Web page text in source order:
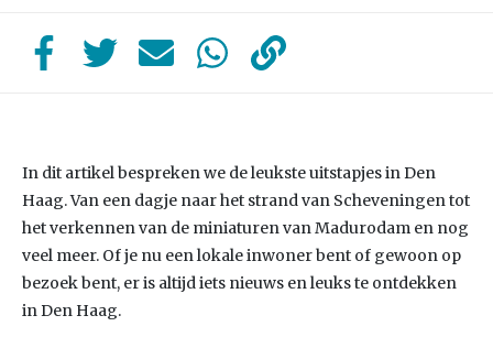
In dit artikel bespreken we de leukste uitstapjes in Den
Haag. Van een dagje naar het strand van Scheveningen tot
het verkennen van de miniaturen van Madurodam en nog
veel meer. Of je nu een lokale inwoner bent of gewoon op
bezoek bent, er is altijd iets nieuws en leuks te ontdekken
in Den Haag.